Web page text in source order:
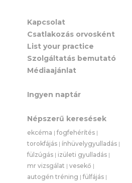
Kapcsolat
Csatlakozás orvosként
List your practice
Szolgáltatás bemutató
Médiaajánlat
Ingyen naptár
Népszerű keresések
ekcéma |fogfehérítés |
torokfájás | ínhüvelygyulladás |
fülzúgás | izületi gyulladás |
mr vizsgálat | vesekő |
autogén tréning |fülfájás |